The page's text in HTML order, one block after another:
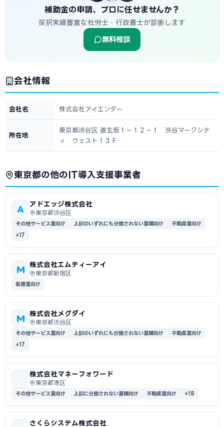
補助金の申請、プロに任せませんか？
採択実績豊富な社労士・行政書士が診断します
無料相談
会社情報
会社名 株式会社アイエンター
所在地
東京都渋谷区 道玄坂１－１２－１ 渋谷マークシテ
ィ ウェスト１３Ｆ
東京都の他のIT導入支援事業者
A
アドエッジ株式会社
東京都渋谷区
その他サービス業向け 上記のいずれにも分類されない業種向け
不動産業向け
+17
M
株式会社エムティーアイ
東京都新宿区
医療業向け
M
株式会社メグダイ
東京都渋谷区
その他サービス業向け 上記のいずれにも分類されない業種向け
不動産業向け
+17
株式会社マネーフォワード
東京都港区
その他サービス業向け 上記に分類されない業種向け 不動産業向け +18
さくらシステム株式会社